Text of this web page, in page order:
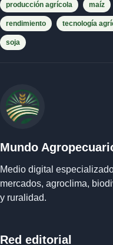
producción agrícola maíz
rendimiento tecnología
soja
Mundo
Medio digital
mercados, agroclima,
y ruralidad.
Red editorial